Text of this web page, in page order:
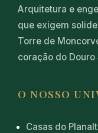
Arquitetura e
que exigem
Torre de
coração do Douro
O NOSSO
Casas do